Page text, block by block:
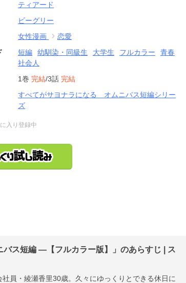
ティアード
ビーグリー
女性漫画
恋愛
短編 幼馴染・同級生 大学生 フルカラー
青春
社会人
1巻 完結/3話 完結
すべてがサヨナラになる オムニバス短編シリー
ズ
入り登録中
ス短編 ―【フルカラー版】」のあらすじ | ス
員・綾瀬香里30歳。久々にゆっくりとできる休日に